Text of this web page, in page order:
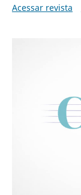
Acessar revista